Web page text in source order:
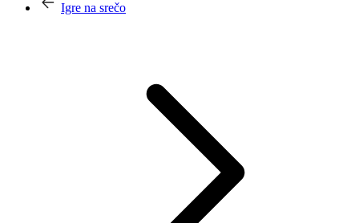
Igre na srečo